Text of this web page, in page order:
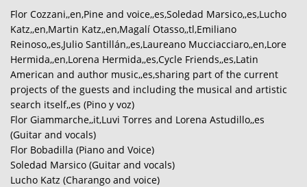
Flor Cozzani,,en,Pine and voice,,es,Soledad Marsico,,es,Lucho
Katz,,en,Martin Katz,,en,Magalí Otasso,,tl,Emiliano
Reinoso,,es,Julio Santillán,,es,Laureano Mucciacciaro,,en,Lore
Hermida,,en,Lorena Hermida,,es,Cycle Friends,,es,Latin
American and author music,,es,sharing part of the current
projects of the guests and including the musical and artistic
search itself,,es (Pino y voz)
Flor Giammarche,,it,Luvi Torres and Lorena Astudillo,,es
(Guitar and vocals)
Flor Bobadilla (Piano and Voice)
Soledad Marsico (Guitar and vocals)
Lucho Katz (Charango and voice)